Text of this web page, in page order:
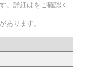
。詳細はをご確認く
あります。